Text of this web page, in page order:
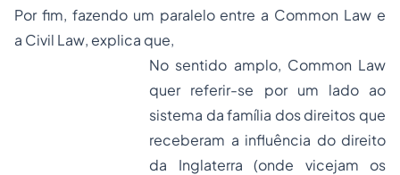
Por fim, fazendo um paralelo entre a Common Law e
a Civil Law, explica que,
No sentido amplo, Common Law
quer referir-se por um lado ao
sistema da família dos direitos que
receberam a influência do direito
da Inglaterra (onde vicejam os